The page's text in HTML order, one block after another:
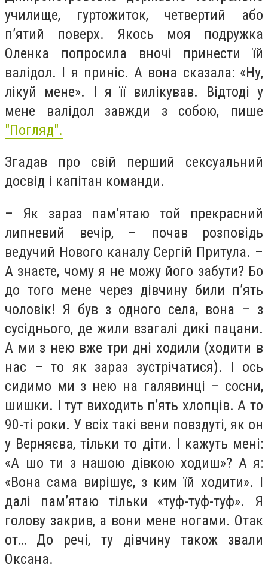
училище, гуртожиток, четвертий або
п’ятий поверх. Якось моя подружка
Оленка попросила вночі принести їй
валідол. І я приніс. А вона сказала: «Ну,
лікуй мене». І я її вилікував. Відтоді у
мене валідол завжди з собою, пише
"Погляд".
Згадав про свій перший сексуальний
досвід і капітан команди.
– Як зараз пам’ятаю той прекрасний
липневий вечір, – почав розповідь
ведучий Нового каналу Сергій Притула. –
А знаєте, чому я не можу його забути? Бо
до того мене через дівчину били п’ять
чоловік! Я був з одного села, вона – з
сусіднього, де жили взагалі дикі пацани.
А ми з нею вже три дні ходили (ходити в
нас – то як зараз зустрічатися). І ось
сидимо ми з нею на галявинці – сосни,
шишки. І тут виходить п’ять хлопців. А то
90-ті роки. У всіх такі вени повздуті, як он
у Верняєва, тільки то діти. І кажуть мені:
«А шо ти з нашою дівкою ходиш»? А я:
«Вона сама вирішує, з ким їй ходити». І
далі пам’ятаю тільки «туф-туф-туф». Я
голову закрив, а вони мене ногами. Отак
от… До речі, ту дівчину також звали
Оксана.